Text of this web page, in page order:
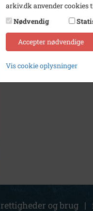
rettigheder og brug |
arkiv.dk anvender cookies
Nødvendig
Accepter nødvendige
Vis cookie oplysninger